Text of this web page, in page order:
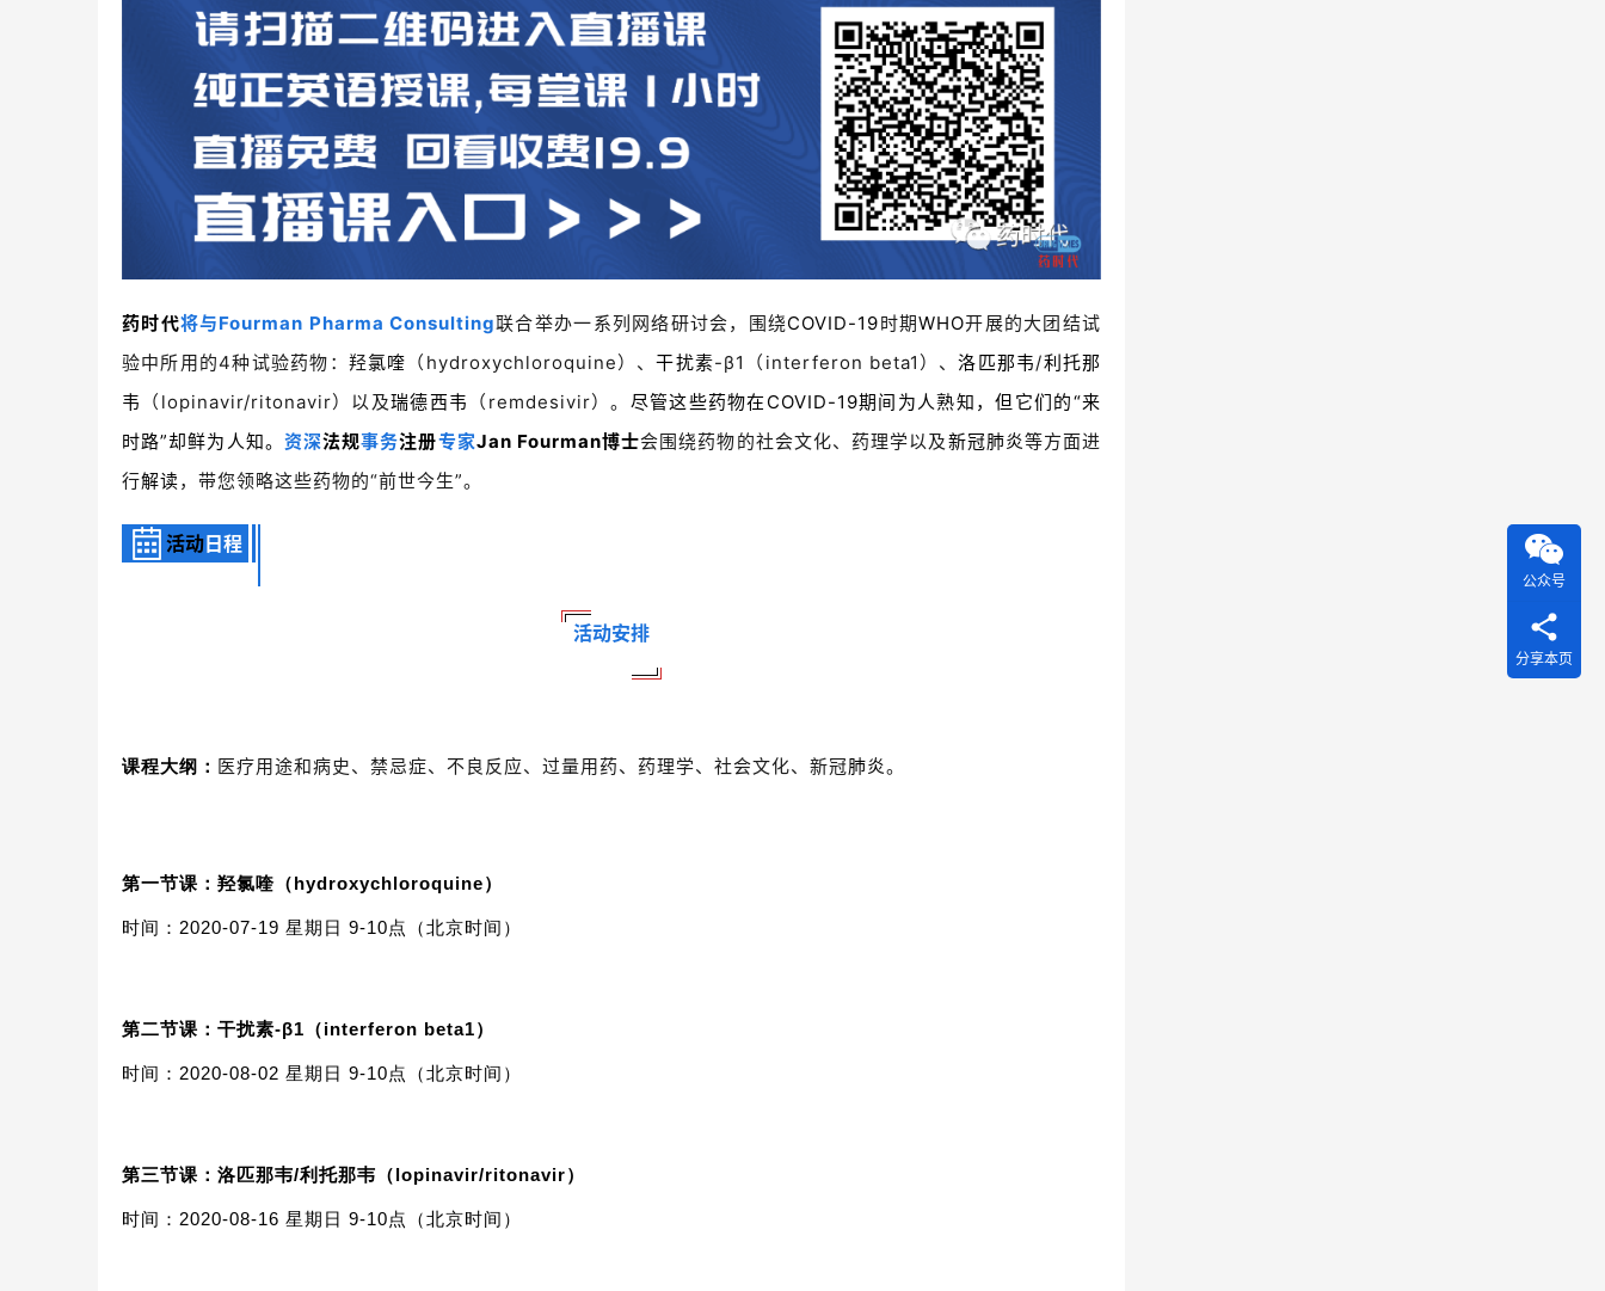
药时代将与Fourman Pharma Consulting联合举办一系列网络研讨会，围绕COVID-19时期WHO开展的大团结试
验中所用的4种试验药物：羟氯喹 （hydroxychloroquine）、干扰素-β1（interferon beta1）、洛匹那韦/利托那
韦
（lopinavir/ritonavir）以及瑞德西韦 （remdesivir）。 尽管这些药物在 COVID-19期间为人熟知，但它们的“来
时路”却鲜为人知。 资深法规事务注册专家Jan Fourman博士会围绕药物的社会文化、药理学以及新冠肺炎等方面进
行解读，带您领略这些药物的“前世今生”。
活动 日程
活动安排
课程大纲： 医疗用途和病史、禁忌症、不良反应、过量用药、药理学、社会文化、新冠肺炎。
第一节课： 羟氯喹 （hydroxychloroquine）
时间：2020-07-19 星期日 9-10点（北京时间）
第二节课： 干扰素-β1（interferon beta1）
时间：2020-08-02 星期日 9-10点（北京时间）
第三节课： 洛匹那韦/利托那韦（lopinavir/ritonavir）
时间：2020-08-16 星期日 9-10点（北京时间）
公众号
分享本页